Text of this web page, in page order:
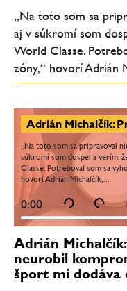
„Na toto som sa
aj v súkromí som
World Classe.
zóny,“ hovorí Adrián
„Na toto som sa pripravoval
súkromí som dospel a verím,
Classe. Potreboval som sa
hovorí Adrián Michalčík,...
0:00
Adrián
neurobil
šport mi dodáva